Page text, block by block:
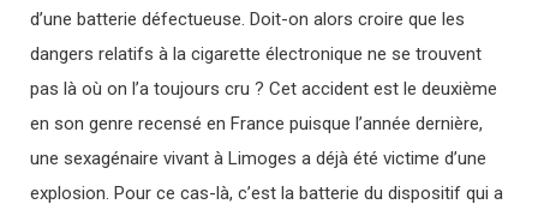
d’une batterie défectueuse. Doit-on alors croire que les
dangers relatifs à la cigarette électronique ne se trouvent
pas là où on l’a toujours cru ? Cet accident est le deuxième
en son genre recensé en France puisque l’année dernière,
une sexagénaire vivant à Limoges a déjà été victime d’une
explosion. Pour ce cas-là, c’est la batterie du dispositif qui a